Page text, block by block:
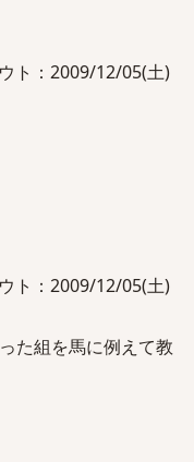
ト：2009/12/05(土)
ト：2009/12/05(土)
た組を馬に例えて教